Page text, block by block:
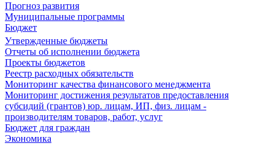
Прогноз развития
Муниципальные программы
Бюджет
Утвержденные бюджеты
Отчеты об исполнении бюджета
Проекты бюджетов
Реестр расходных обязательств
Мониторинг качества финансового менеджмента
Мониторинг достижения результатов предоставления
субсидий (грантов) юр. лицам, ИП, физ. лицам -
производителям товаров, работ, услуг
Бюджет для граждан
Экономика